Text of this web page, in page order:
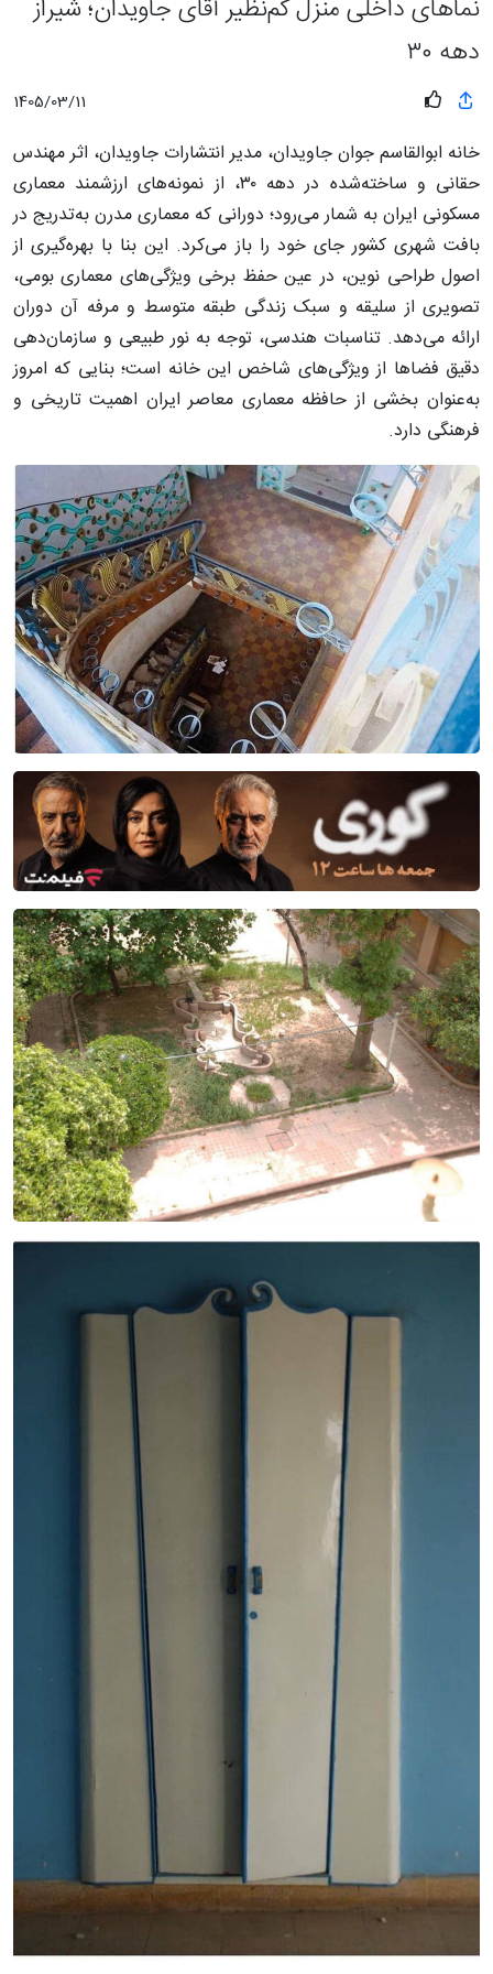
نماهای داخلی منزل کم‌نظیر آقای جاویدان؛ شیراز
دهه ۳۰
1405/03/11
خانه ابوالقاسم جوان جاویدان، مدیر انتشارات جاویدان، اثر مهندس
حقانی و ساخته‌شده در دهه ۳۰، از نمونه‌های ارزشمند معماری
مسکونی ایران به شمار می‌رود؛ دورانی که معماری مدرن به‌تدریج در
بافت شهری کشور جای خود را باز می‌کرد. این بنا با بهره‌گیری از
اصول طراحی نوین، در عین حفظ برخی ویژگی‌های معماری بومی،
تصویری از سلیقه و سبک زندگی طبقه متوسط و مرفه آن دوران
ارائه می‌دهد. تناسبات هندسی، توجه به نور طبیعی و سازمان‌دهی
دقیق فضاها از ویژگی‌های شاخص این خانه است؛ بنایی که امروز
به‌عنوان بخشی از حافظه معماری معاصر ایران اهمیت تاریخی و
فرهنگی دارد.